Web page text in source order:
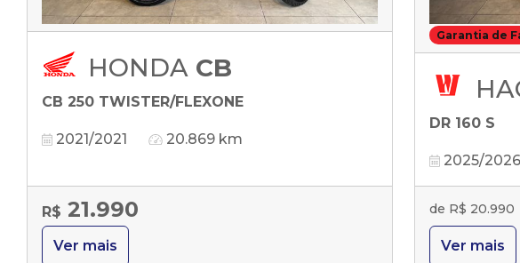
HONDA CB
CB 250 TWISTER/FLEXONE
2021/2021 20.869 km
R$ 21.990
Ver mais
Garantia de
DR 160 S
2025/2026
de R$ 20.990
Ver mais